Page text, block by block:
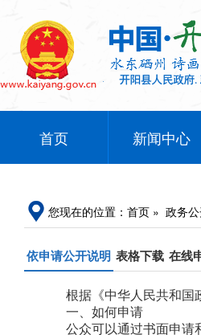
首页 新闻中心
您现在的位置： 首页 » 政务
依申请公开说明 表格下载 在线
根据《中华人民共和国
一、如何申请
公众可以通过书面申请